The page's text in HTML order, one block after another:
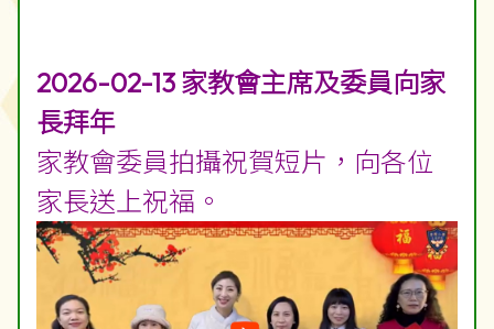
2026-02-13 家教會主席及委員向家
長拜年
家教會委員拍攝祝賀短片，向各位
家長送上祝福。